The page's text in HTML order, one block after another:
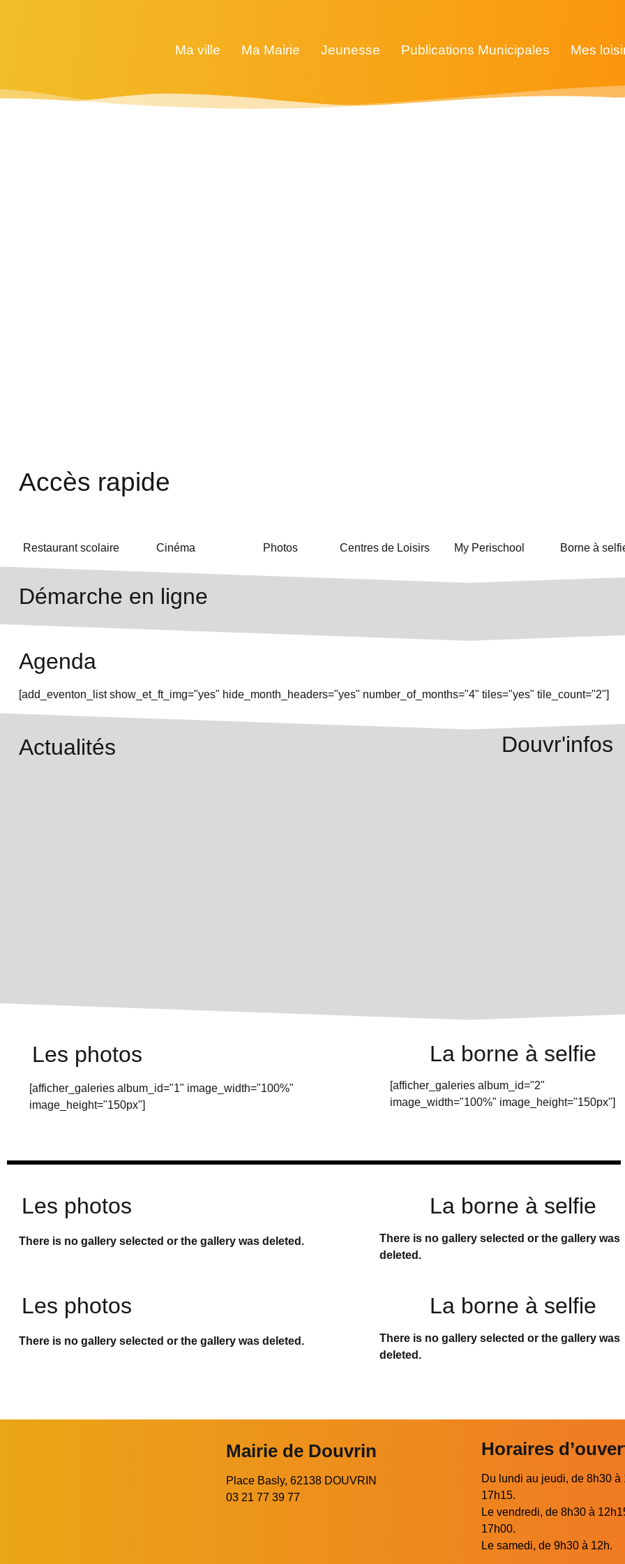
Ma ville Ma Mairie Jeunesse Publications Municipales Mes
Accès rapide
Restaurant scolaire Cinéma Photos Centres de Loisirs My Perischool Borne à
Démarche en ligne
Agenda
[add_eventon_list show_et_ft_img="yes" hide_month_headers="yes" number_of_months="4" tiles="yes" tile_count="2"]
Actualités Douvr'infos
Les photos
[afficher_galeries album_id="1" image_width="100%"
image_height="150px"]
La borne à selfie
[afficher_galeries album_id="2"
image_width="100%" image_height="150px"]
Les photos
There is no gallery selected or the gallery was deleted.
La borne à selfie
There is no gallery selected or the gallery was
deleted.
Les photos
There is no gallery selected or the gallery was deleted.
La borne à selfie
There is no gallery selected or the gallery was
deleted.
Mairie de Douvrin
Place Basly, 62138 DOUVRIN
03 21 77 39 77
Horaires
Du lundi au jeudi, de 8h30
17h15.
Le vendredi, de 8h30 à
17h00.
Le samedi, de 9h30 à 12h.